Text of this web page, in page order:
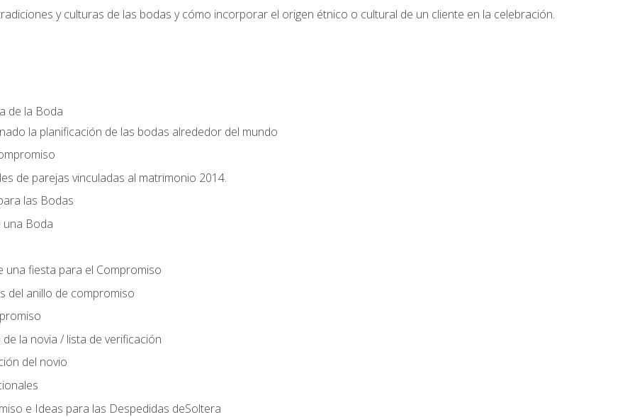
y culturas de las bodas y cómo incorporar el origen étnico o cultural de un cliente en la celebración.
de la Boda
la planificación de las bodas alrededor del mundo
de parejas vinculadas al matrimonio 2014.
las Bodas
una Boda
una fiesta para el Compromiso
del anillo de compromiso
la novia / lista de verificación
del novio
e Ideas para las Despedidas deSoltera